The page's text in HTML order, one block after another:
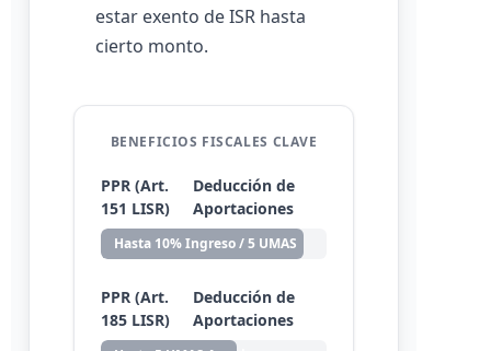
estar exento de ISR hasta
cierto monto.
BENEFICIOS FISCALES CLAVE
PPR (Art.
151 LISR)
Deducción de
Aportaciones
Hasta 10% Ingreso / 5 UMAS
PPR (Art.
185 LISR)
Deducción de
Aportaciones